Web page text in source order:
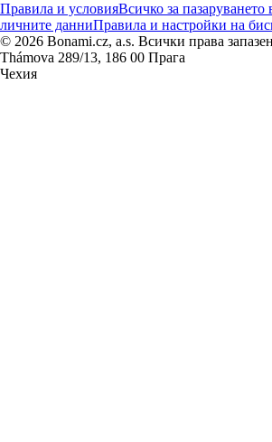
Правила и условияВсичко за пазаруването
личните данниПравила и настройки на
© 2026 Bonami.cz, a.s. Всички права
Thámova 289/13, 186 00 Прага
Чехия